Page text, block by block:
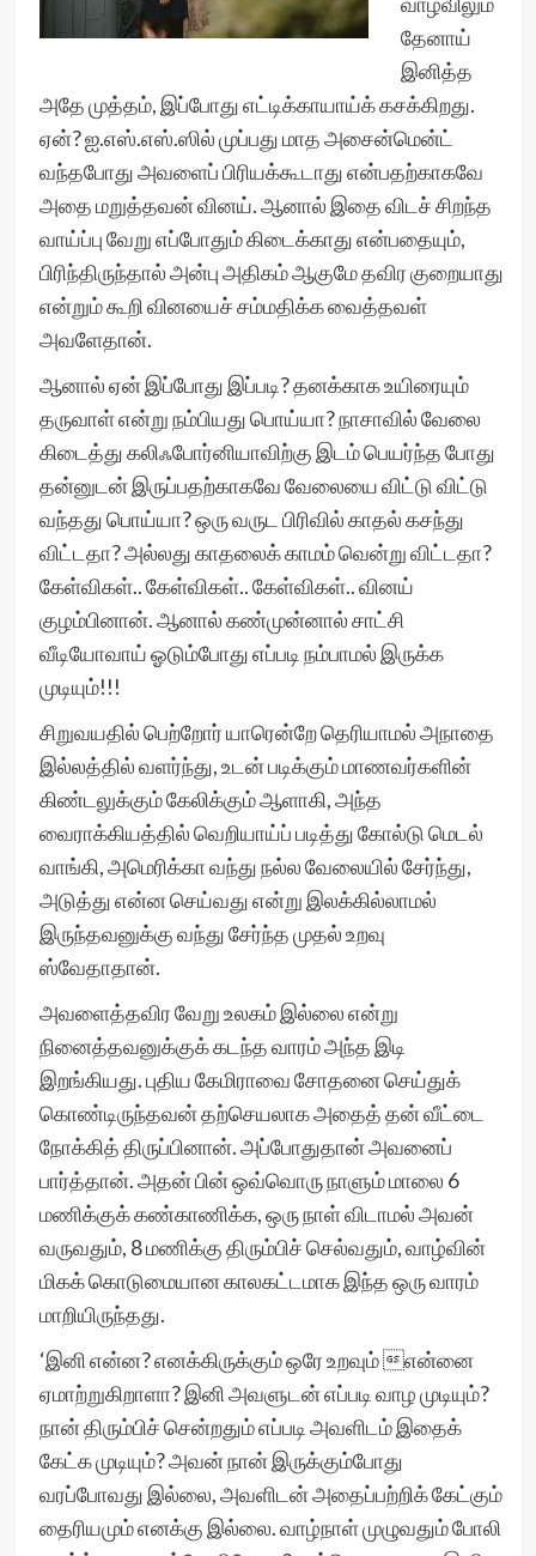
தேனாய்
இனித்த
அதே முத்தம், இப்போது எட்டிக்காயாய்க் கசக்கிறது.
ஏன்? ஐ.எஸ்.எஸ்.ஸில் முப்பது மாத அசைன்மென்ட்
வந்தபோது அவளைப் பிரியக்கூடாது என்பதற்காகவே
அதை மறுத்தவன் வினய். ஆனால் இதை விடச் சிறந்த
வாய்ப்பு வேறு எப்போதும் கிடைக்காது என்பதையும்,
பிரிந்திருந்தால் அன்பு அதிகம் ஆகுமே தவிர குறையாது
என்றும் கூறி வினயைச் சம்மதிக்க வைத்தவள்
அவளேதான்.
ஆனால் ஏன் இப்போது இப்படி? தனக்காக உயிரையும்
தருவாள் என்று நம்பியது பொய்யா? நாசாவில் வேலை
கிடைத்து கலிஃபோர்னியாவிற்கு இடம் பெயர்ந்த போது
தன்னுடன் இருப்பதற்காகவே வேலையை விட்டு விட்டு
வந்தது பொய்யா? ஒரு வருட பிரிவில் காதல் கசந்து
விட்டதா? அல்லது காதலைக் காமம் வென்று விட்டதா?
கேள்விகள்.. கேள்விகள்.. கேள்விகள்.. வினய்
குழம்பினான். ஆனால் கண்முன்னால் சாட்சி
வீடியோவாய் ஓடும்போது எப்படி நம்பாமல் இருக்க
முடியும்!!!
சிறுவயதில் பெற்றோர் யாரென்றே தெரியாமல் அநாதை
இல்லத்தில் வளர்ந்து, உடன் படிக்கும் மாணவர்களின்
கிண்டலுக்கும் கேலிக்கும் ஆளாகி, அந்த
வைராக்கியத்தில் வெறியாய்ப் படித்து கோல்டு மெடல்
வாங்கி, அமெரிக்கா வந்து நல்ல வேலையில் சேர்ந்து,
அடுத்து என்ன செய்வது என்று இலக்கில்லாமல்
இருந்தவனுக்கு வந்து சேர்ந்த முதல் உறவு
ஸ்வேதாதான்.
அவளைத்தவிர வேறு உலகம் இல்லை என்று
நினைத்தவனுக்குக் கடந்த வாரம் அந்த இடி
இறங்கியது. புதிய கேமிராவை சோதனை செய்துக்
கொண்டிருந்தவன் தற்செயலாக அதைத் தன் வீட்டை
நோக்கித் திருப்பினான். அப்போதுதான் அவனைப்
பார்த்தான். அதன் பின் ஒவ்வொரு நாளும் மாலை 6
மணிக்குக் கண்காணிக்க, ஒரு நாள் விடாமல் அவன்
வருவதும், 8 மணிக்கு திரும்பிச் செல்வதும், வாழ்வின்
மிகக் கொடுமையான காலகட்டமாக இந்த ஒரு வாரம்
மாறியிருந்தது.
‘இனி என்ன? எனக்கிருக்கும் ஒரே உறவும் என்னை
ஏமாற்றுகிறாளா? இனி அவளுடன் எப்படி வாழ முடியும்?
நான் திரும்பிச் சென்றதும் எப்படி அவளிடம் இதைக்
கேட்க முடியும்? அவன் நான் இருக்கும்போது
வரப்போவது இல்லை, அவளிடன் அதைப்பற்றிக் கேட்கும்
தைரியமும் எனக்கு இல்லை. வாழ்நாள் முழுவதும் போலி